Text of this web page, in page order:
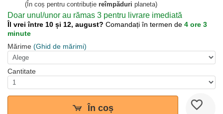
(În coș pentru contribuție reîmpăduri planeta)
Doar unul/unor au rămas 3 pentru livrare imediată
Îl vrei între 10 și 12, august? Comandați în termen de 4 ore 3
minute
Mărime (Ghid de mărimi)
Cantitate
În coș